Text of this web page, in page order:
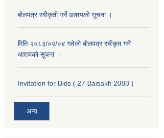
बोलपत्र स्वीकृती गर्ने आशयको सूचना ।
मिति २०८३/०२/०४ गतेको बोलपत्र स्वीकृत गर्ने
आशयको सूचना ।
Invitation for Bids ( 27 Baisakh 2083 )
अन्य